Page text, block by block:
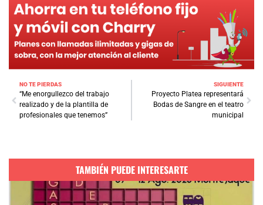
NO TE PIERDAS
“Me enorgullezco del trabajo
realizado y de la plantilla de
profesionales que tenemos”
SIGUIENTE
Proyecto Platea representará
Bodas de Sangre en el teatro
municipal
TAMBIÉN PUEDE INTERESARTE